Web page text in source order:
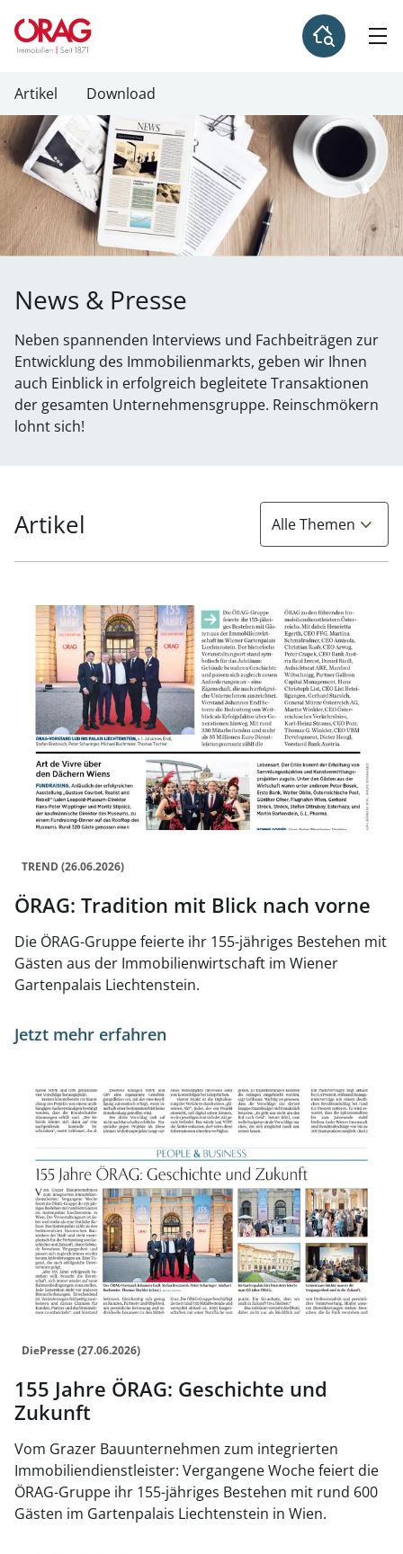
Artikel Download
News & Presse
Neben spannenden Interviews und Fachbeiträgen zur
Entwicklung des Immobilienmarkts, geben wir Ihnen
auch Einblick in erfolgreich begleitete Transaktionen
der gesamten Unternehmensgruppe. Reinschmökern
lohnt sich!
Artikel Alle Themen
Link zur Seite ÖRAG: Tradition mit Blick nach vorne
TREND (26.06.2026)
ÖRAG: Tradition mit Blick nach vorne
Die ÖRAG-Gruppe feierte ihr 155-jähriges Bestehen mit
Gästen aus der Immobilienwirtschaft im Wiener
Gartenpalais Liechtenstein.
Jetzt mehr erfahren
Link zur Seite 155 Jahre ÖRAG: Geschichte und Zukunft
DiePresse (27.06.2026)
155 Jahre ÖRAG: Geschichte und
Zukunft
Vom Grazer Bauunternehmen zum integrierten
Immobiliendienstleister: Vergangene Woche feiert die
ÖRAG-Gruppe ihr 155-jähriges Bestehen mit rund 600
Gästen im Gartenpalais Liechtenstein in Wien.